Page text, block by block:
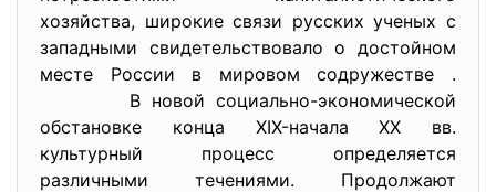
хозяйства, широкие связи русских ученых с
западными свидетельствовало о достойном
месте России в мировом содружестве .
В новой социально-экономической
обстановке конца XIX-начала ХХ вв.
культурный процесс определяется
различными течениями. Продолжают